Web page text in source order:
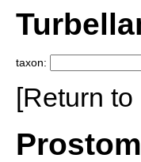
taxon:
[Return